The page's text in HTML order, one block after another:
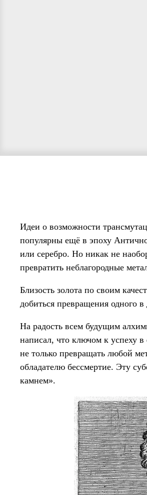
Идеи о возможности
популярны ещё в эпоху
или серебро. Но никак не
превратить неблагородные
Близость золота по своим
добиться превращения одного в
На радость всем будущим
написал, что ключом к успеху
не только превращать любой
обладателю бессмертие. Эту
камнем».